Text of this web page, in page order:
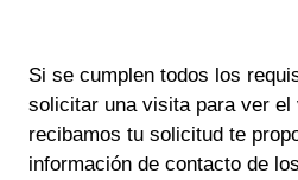
Si se cumplen todos los
solicitar una visita para ver
recibamos tu solicitud te
información de contacto de